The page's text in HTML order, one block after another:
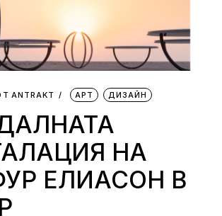
АNTRAKT АРТ ДИЗАЙН
НА
ЕЛИАСОН В